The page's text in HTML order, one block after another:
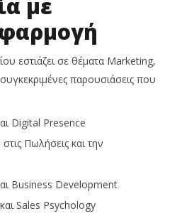
εστιάζει σε θέματα Marketing,
παρουσιάσεις που
Digital Presence
Πωλήσεις και την
Business Development
Sales Psychology